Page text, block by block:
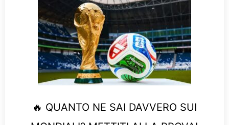
🔥 QUANTO NE SAI DAVVERO SUI